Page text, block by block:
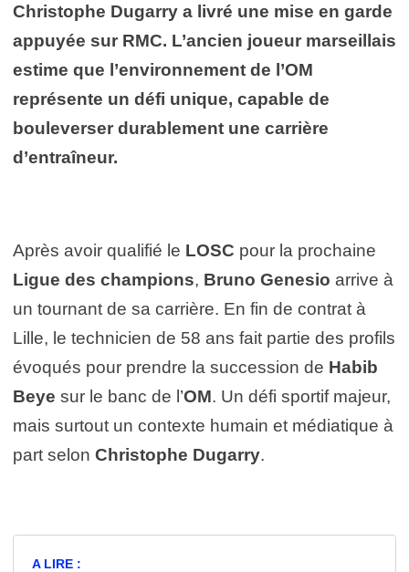
Christophe Dugarry a livré une mise en garde
appuyée sur RMC. L’ancien joueur marseillais
estime que l’environnement de l’OM
représente un défi unique, capable de
bouleverser durablement une carrière
d’entraîneur.
Après avoir qualifié le LOSC pour la prochaine
Ligue des champions, Bruno Genesio arrive à
un tournant de sa carrière. En fin de contrat à
Lille, le technicien de 58 ans fait partie des profils
évoqués pour prendre la succession de Habib
Beye sur le banc de l’OM. Un défi sportif majeur,
mais surtout un contexte humain et médiatique à
part selon Christophe Dugarry.
A LIRE :